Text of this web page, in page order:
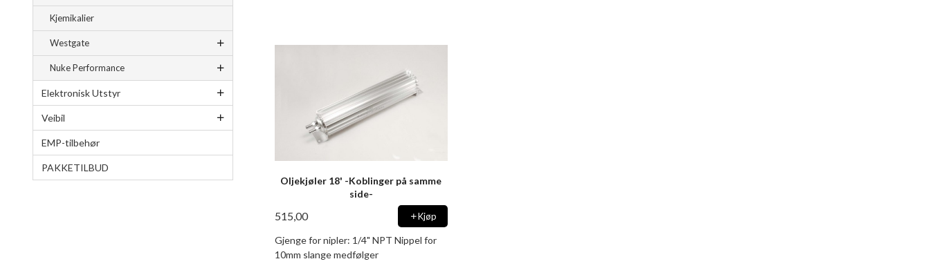
Kjemikalier
Westgate
Nuke Performance
Elektronisk Utstyr
Veibil
EMP-tilbehør
PAKKETILBUD
Oljekjøler 18' -Koblinger på samme
side-
515,00 Kjøp
Gjenge for nipler: 1/4" NPT Nippel for
10mm slange medfølger